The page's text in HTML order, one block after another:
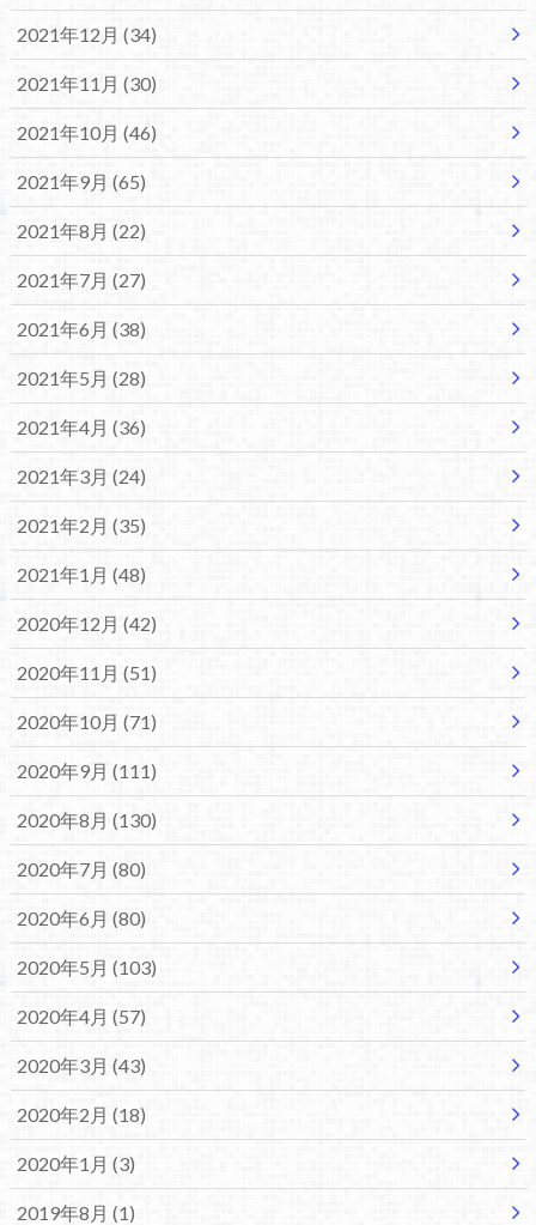
2021年12月 (34)
2021年11月 (30)
2021年10月 (46)
2021年9月 (65)
2021年8月 (22)
2021年7月 (27)
2021年6月 (38)
2021年5月 (28)
2021年4月 (36)
2021年3月 (24)
2021年2月 (35)
2021年1月 (48)
2020年12月 (42)
2020年11月 (51)
2020年10月 (71)
2020年9月 (111)
2020年8月 (130)
2020年7月 (80)
2020年6月 (80)
2020年5月 (103)
2020年4月 (57)
2020年3月 (43)
2020年2月 (18)
2020年1月 (3)
2019年8月 (1)